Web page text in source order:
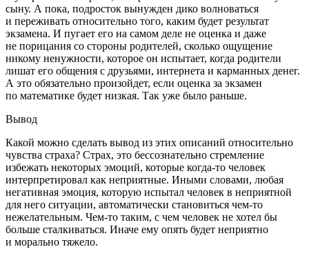
сыну. А пока, подросток вынужден дико волноваться
и переживать относительно того, каким будет результат
экзамена. И пугает его на самом деле не оценка и даже
не порицания со стороны родителей, сколько ощущение
никому ненужности, которое он испытает, когда родители
лишат его общения с друзьями, интернета и карманных денег.
А это обязательно произойдет, если оценка за экзамен
по математике будет низкая. Так уже было раньше.
Вывод
Какой можно сделать вывод из этих описаний относительно
чувства страха? Страх, это бессознательно стремление
избежать некоторых эмоций, которые когда-то человек
интерпретировал как неприятные. Иными словами, любая
негативная эмоция, которую испытал человек в неприятной
для него ситуации, автоматически становиться чем-то
нежелательным. Чем-то таким, с чем человек не хотел бы
больше сталкиваться. Иначе ему опять будет неприятно
и морально тяжело.